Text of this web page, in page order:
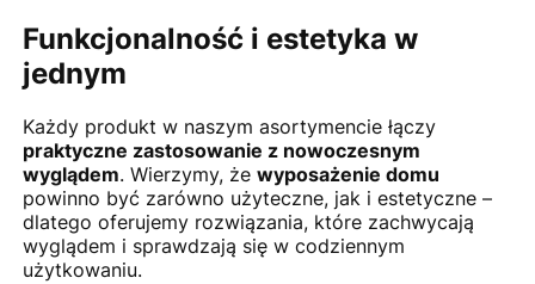
Funkcjonalność i estetyka w
jednym
Każdy produkt w naszym asortymencie łączy
praktyczne zastosowanie z nowoczesnym
wyglądem. Wierzymy, że wyposażenie domu
powinno być zarówno użyteczne, jak i estetyczne –
dlatego oferujemy rozwiązania, które zachwycają
wyglądem i sprawdzają się w codziennym
użytkowaniu.